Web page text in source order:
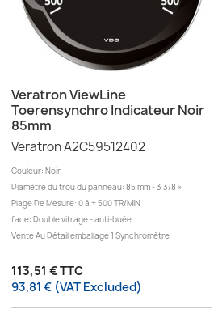
Aperçu rapide
Veratron ViewLine
Toerensynchro Indicateur Noir
85mm
Veratron A2C59512402
Couleur: Noir
Diamètre du trou du panneau: 85 mm - 3 3/8 »
Plage De Mesure: 0 à ± 500 TR/MIN
face: Double vitrage - anti-buée
Vente Au Détail emballage 1 Synchromètre
113,51 € TTC
93,81 € (VAT Excluded)